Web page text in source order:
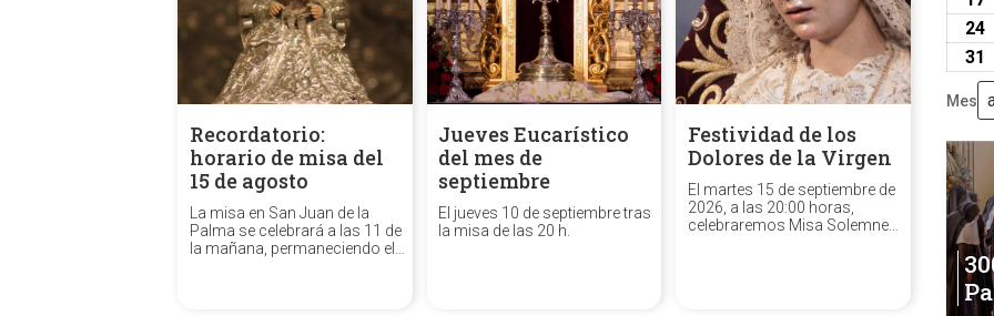
Recordatorio:
horario de misa del
15 de agosto
La misa en San Juan de la
Palma se celebrará a las 11 de
la mañana, permaneciendo el
Jueves Eucarístico
del mes de
septiembre
El jueves 10 de septiembre tras
la misa de las 20 h.
Festividad de los
Dolores de la Virgen
El martes 15 de septiembre de
2026, a las 20:00 horas,
celebraremos Misa Solemne
24
31
Mes